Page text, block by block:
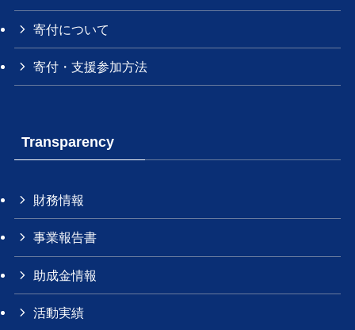
寄付について
寄付・支援参加方法
Transparency
財務情報
事業報告書
助成金情報
活動実績